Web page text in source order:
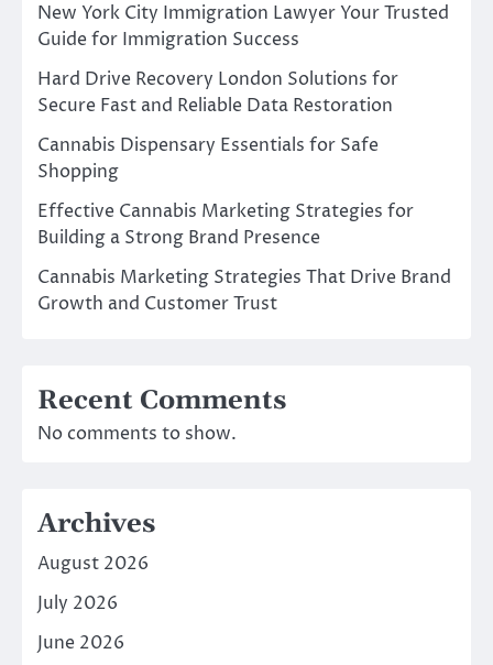
New York City Immigration Lawyer Your Trusted
Guide for Immigration Success
Hard Drive Recovery London Solutions for
Secure Fast and Reliable Data Restoration
Cannabis Dispensary Essentials for Safe
Shopping
Effective Cannabis Marketing Strategies for
Building a Strong Brand Presence
Cannabis Marketing Strategies That Drive Brand
Growth and Customer Trust
Recent Comments
No comments to show.
Archives
August 2026
July 2026
June 2026